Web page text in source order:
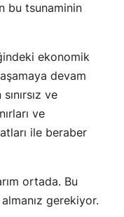
bu tsunaminin
ekonomik
devam
ve
ve
ile beraber
ortada. Bu
gerekiyor.